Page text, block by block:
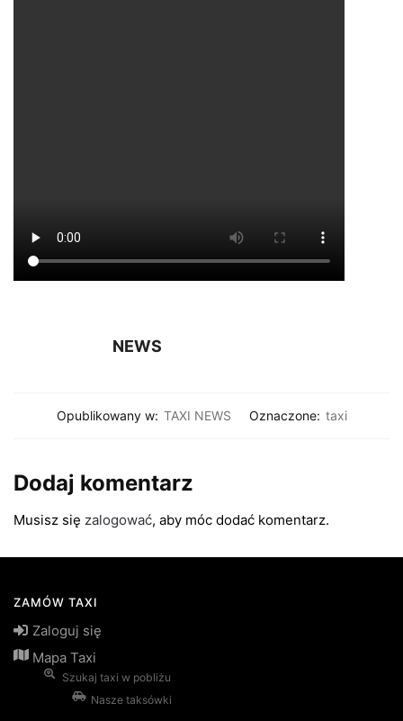
NEWS
Opublikowany w: TAXI NEWS Oznaczone: taxi
Dodaj komentarz
Musisz się zalogować, aby móc dodać komentarz.
ZAMÓW TAXI
Zaloguj się
Mapa Taxi
Szukaj taxi w pobliżu
Nasze taksówki